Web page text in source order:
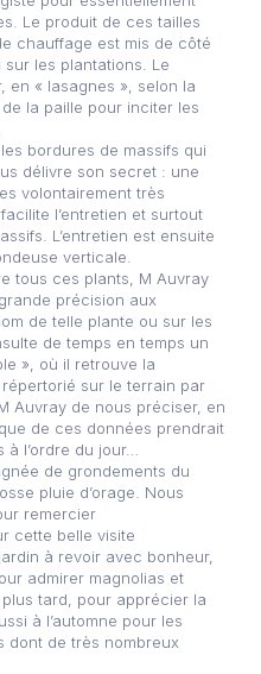
Le produit de ces tailles
chauffage est mis de côté
les plantations. Le
en « lasagnes », selon la
la paille pour inciter les
bordures de massifs qui
délivre son secret : une
volontairement très
l’entretien et surtout
L’entretien est ensuite
verticale.
tous ces plants, M Auvray
précision aux
de telle plante ou sur les
de temps en temps un
», où il retrouve la
sur le terrain par
Auvray de nous préciser, en
de ces données prendrait
l’ordre du jour…
de grondements du
pluie d’orage. Nous
remercier
cette belle visite
à revoir avec bonheur,
admirer magnolias et
tard, pour apprécier la
à l’automne pour les
dont de très nombreux